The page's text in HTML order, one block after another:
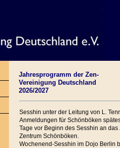
Jahresprogramm der Zen-
Vereinigung Deutschland
2026/2027
Sesshin unter der Leitung von L.
Anmeldungen für Schönböken
Tage vor Beginn des Sesshin an das
Zentrum Schönböken.
Wochenend-Sesshin im Dojo Berlin